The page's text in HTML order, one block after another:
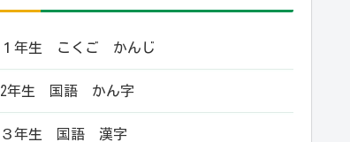
１年生 こくご かんじ
2年生 国語 かん字
３年生 国語 漢字